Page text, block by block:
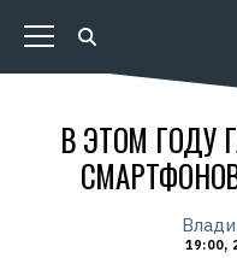
В ЭТОМ ГОДУ
19:00,